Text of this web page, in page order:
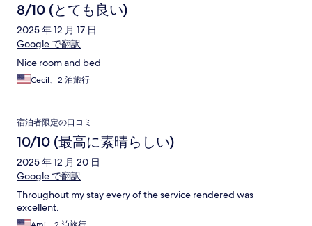
8/10 (とても良い)
2025 年 12 月 17 日
Google で翻訳
Nice room and bed
Cecil、2 泊旅行
宿泊者限定の口コミ
10/10 (最高に素晴らしい)
2025 年 12 月 20 日
Google で翻訳
Throughout my stay every of the service rendered was
excellent.